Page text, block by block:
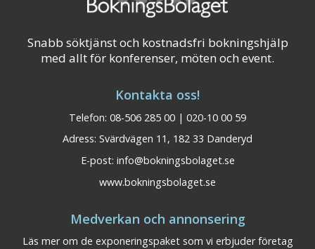
Snabb söktjänst och kostnadsfri bokningshjälp
med allt för konferenser, möten och event.
Kontakta oss!
Telefon: 08-506 285 00 | 020-10 00 59
Adress: Svärdvägen 11, 182 33 Danderyd
E-post: info@bokningsbolaget.se
www.bokningsbolaget.se
Medverkan och annonsering
Läs mer om de exponeringspaket som vi erbjuder företag